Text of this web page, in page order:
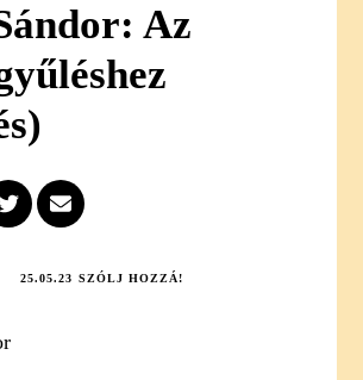
Az
25.05.23 SZÓLJ HOZZÁ!